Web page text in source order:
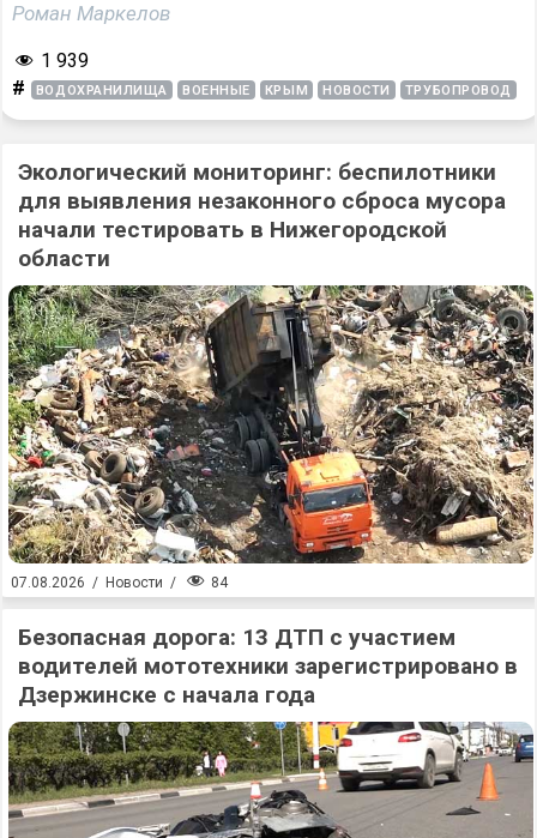
Роман Маркелов
1 939
# ВОДОХРАНИЛИЩА ВОЕННЫЕ КРЫМ НОВОСТИ ТРУБОПРОВОД
Экологический мониторинг: беспилотники
для выявления незаконного сброса мусора
начали тестировать в Нижегородской
области
07.08.2026 / Новости / 84
Безопасная дорога: 13 ДТП с участием
водителей мототехники зарегистрировано в
Дзержинске с начала года